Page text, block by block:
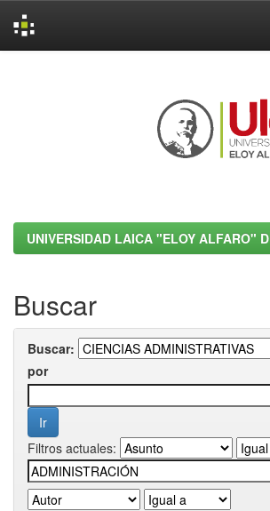
UNIVERSIDAD LAICA "ELOY ALFARO"
Buscar
Buscar:
por
Filtros actuales: